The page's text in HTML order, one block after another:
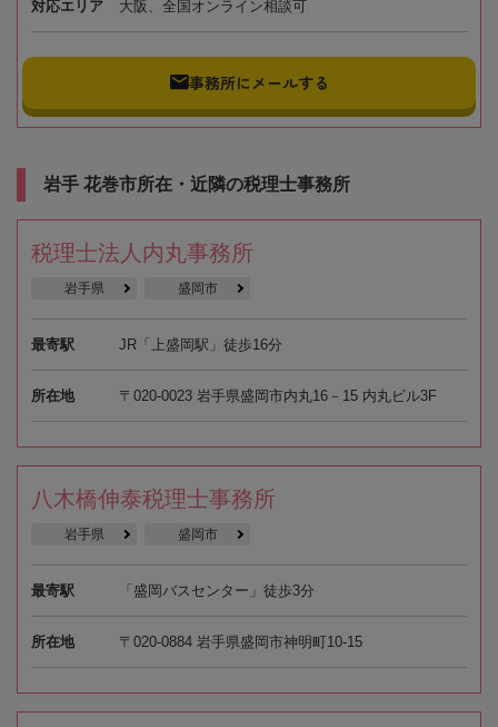
対応エリア 大阪、全国オンライン相談可
事務所にメールする
岩手 花巻市所在・近隣の税理士事務所
税理士法人内丸事務所
岩手県 盛岡市
最寄駅 JR「上盛岡駅」徒歩16分
所在地 〒020-0023 岩手県盛岡市内丸16－15 内丸ビル3F
八木橋伸泰税理士事務所
岩手県 盛岡市
最寄駅 「盛岡バスセンター」徒歩3分
所在地 〒020-0884 岩手県盛岡市神明町10-15